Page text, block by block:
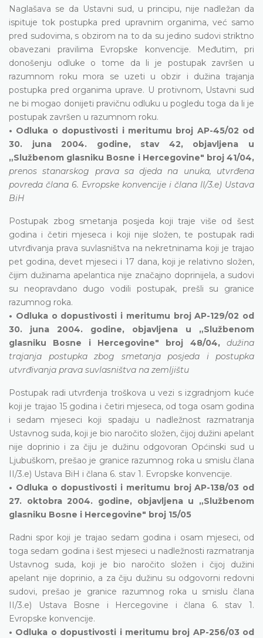
Naglašava se da Ustavni sud, u principu, nije nadležan da
ispituje tok postupka pred upravnim organima, već samo
pred sudovima, s obzirom na to da su jedino sudovi striktno
obavezani pravilima Evropske konvencije. Međutim, pri
donošenju odluke o tome da li je postupak završen u
razumnom roku mora se uzeti u obzir i dužina trajanja
postupka pred organima uprave. U protivnom, Ustavni sud
ne bi mogao donijeti pravičnu odluku u pogledu toga da li je
postupak završen u razumnom roku.
• Odluka o dopustivosti i meritumu broj AP-45/02 od
30. juna 2004. godine, stav 42, objavljena u
„Službenom glasniku Bosne i Hercegovine" broj 41/04,
prenos stanarskog prava sa djeda na unuka, utvrđena
povreda člana 6. Evropske konvencije i člana II/3.e) Ustava
BiH
Postupak zbog smetanja posjeda koji traje više od šest
godina i četiri mjeseca i koji nije složen, te postupak radi
utvrđivanja prava suvlasništva na nekretninama koji je trajao
pet godina, devet mjeseci i 17 dana, koji je relativno složen,
čijim dužinama apelantica nije značajno doprinijela, a sudovi
su neopravdano dugo vodili postupak, prešli su granice
razumnog roka.
• Odluka o dopustivosti i meritumu broj AP-129/02 od
30. juna 2004. godine, objavljena u „Službenom
glasniku Bosne i Hercegovine" broj 48/04,
dužina
trajanja postupka zbog smetanja posjeda i postupka
utvrđivanja prava suvlasništva na zemljištu
Postupak radi utvrđenja troškova u vezi s izgradnjom kuće
koji je trajao 15 godina i četiri mjeseca, od toga osam godina
i sedam mjeseci koji spadaju u nadležnost razmatranja
Ustavnog suda, koji je bio naročito složen, čijoj dužini apelant
nije doprinio i za čiju je dužinu odgovoran Općinski sud u
Ljubuškom, prešao je granice razumnog roka u smislu člana
II/3.e) Ustava BiH i člana 6. stav 1. Evropske konvencije.
• Odluka o dopustivosti i meritumu broj AP-138/03 od
27. oktobra 2004. godine, objavljena u „Službenom
glasniku Bosne i Hercegovine" broj 15/05
Radni spor koji je trajao sedam godina i osam mjeseci, od
toga sedam godina i šest mjeseci u nadležnosti razmatranja
Ustavnog suda, koji je bio naročito složen i čijoj dužini
apelant nije doprinio, a za čiju dužinu su odgovorni redovni
sudovi, prešao je granice razumnog roka u smislu člana
II/3.e) Ustava Bosne i Hercegovine i člana 6. stav 1.
Evropske konvencije.
• Odluka o dopustivosti i meritumu broj AP-256/03 od